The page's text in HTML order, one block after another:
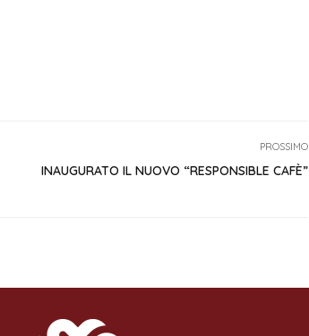
PROSSIMO
INAUGURATO IL NUOVO “RESPONSIBLE CAFÈ”